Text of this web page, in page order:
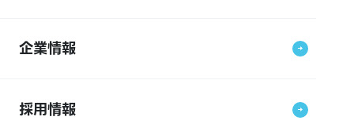
企業情報
採用情報